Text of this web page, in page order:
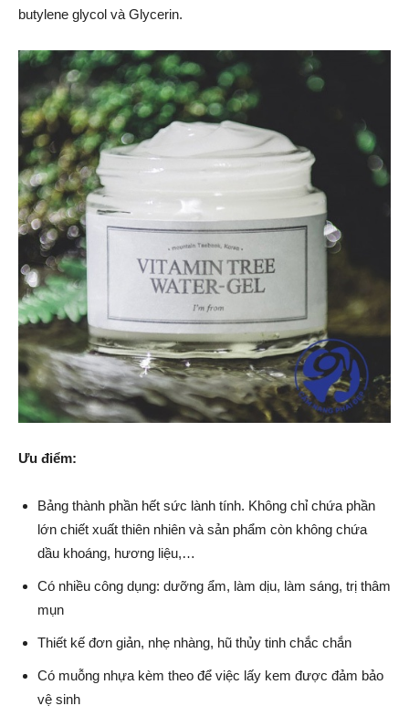
butylene glycol và Glycerin.
Ưu điểm:
Bảng thành phần hết sức lành tính. Không chỉ chứa phần
lớn chiết xuất thiên nhiên và sản phẩm còn không chứa
dầu khoáng, hương liệu,…
Có nhiều công dụng: dưỡng ẩm, làm dịu, làm sáng, trị thâm
mụn
Thiết kế đơn giản, nhẹ nhàng, hũ thủy tinh chắc chắn
Có muỗng nhựa kèm theo để việc lấy kem được đảm bảo
vệ sinh